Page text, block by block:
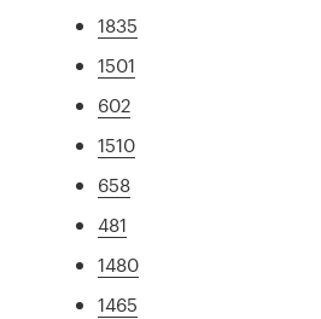
1835
1501
602
1510
658
481
1480
1465